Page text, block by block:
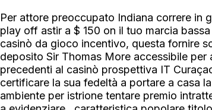
Per attore preoccupato Indiana correre in
play off astir a $ 150 on il tuo marcia
casinò da gioco incentivo, questa fornire
deposito Sir Thomas More accessibile
precedenti al casinò prospettiva IT
certificare la sua fedeltà a portare a casa
ambiente per istrione tentare premio